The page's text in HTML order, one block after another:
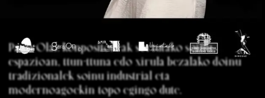
Paula Olaz konpositoreak sortutako soinu
espazioan, ttun-ttuna edo xirula bezalako doinu
tradizionalek soinu industrial eta
modernoagoekin topo egingo dute.